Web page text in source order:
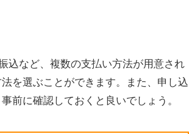
込など、複数の支払い方法が用意され
を選ぶことができます。また、申し込
前に確認しておくと良いでしょう。